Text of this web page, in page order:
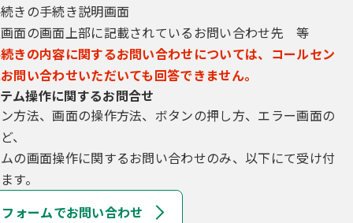
きの手続き説明画面
面の画面上部に記載されているお問い合わせ先 等
きの内容に関するお問い合わせについては、コールセン
問い合わせいただいても回答できません。
ム操作に関するお問合せ
方法、画面の操作方法、ボタンの押し方、エラー画面の
、
の画面操作に関するお問い合わせのみ、以下にて受け付
す。
フォームでお問い合わせ